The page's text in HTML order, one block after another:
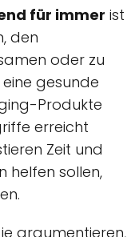
für immer ist
den
oder zu
gesunde
Produkte
erreicht
Zeit und
helfen sollen,
argumentieren,